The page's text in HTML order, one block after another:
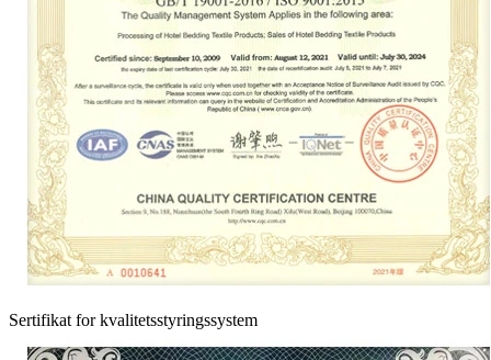
Sertifikat for kvalitetsstyringssystem